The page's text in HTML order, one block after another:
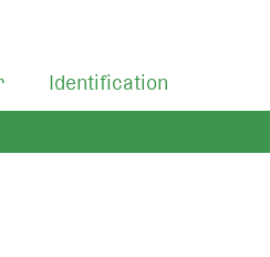
Identification